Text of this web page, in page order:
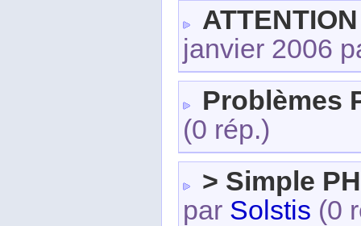
janvier 2006
Problèmes
(0 rép.)
> Simple
par Solstis (0